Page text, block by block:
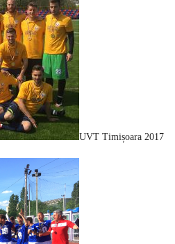
UVT Timișoara 2017